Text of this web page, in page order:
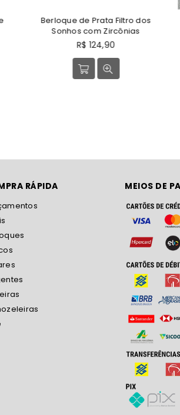
de Prata Filtro dos
Sonhos com Zircônias
RÁPIDA MEIOS DE